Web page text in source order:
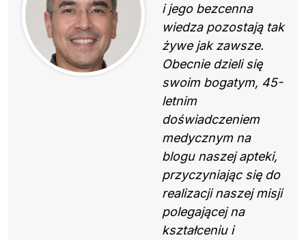
i jego bezcenna
wiedza pozostają tak
żywe jak zawsze.
Obecnie dzieli się
swoim bogatym, 45-
letnim
doświadczeniem
medycznym na
blogu naszej apteki,
przyczyniając się do
realizacji naszej misji
polegającej na
kształceniu i